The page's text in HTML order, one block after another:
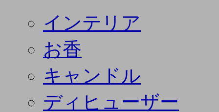
インテリア
お香
キャンドル
ディヒューザー